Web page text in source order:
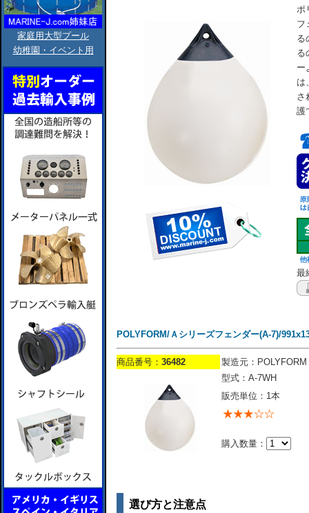
家庭用大型プール
幼稚園・イベント用
ポ
フ
る
る
ー
は
さ
護
最
POLYFORM/Ａシリーズフェンダー(A-7)/
商品番号： 36482
製造元：POLYFORM
型式：A-7WH
販売単位：1本
購入数量：
選び方と注意点